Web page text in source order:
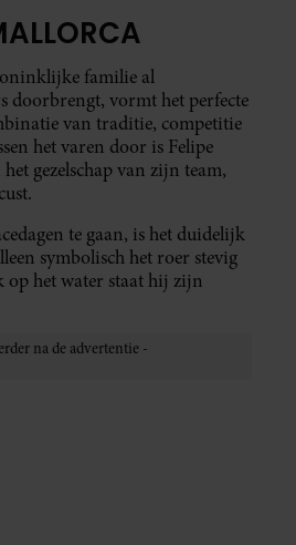
familie al
doorbrengt, vormt het perfecte
van traditie, competitie
het varen door is Felipe
gezelschap van zijn team,
te gaan, is het duidelijk
symbolisch het roer stevig
op het water staat hij zijn